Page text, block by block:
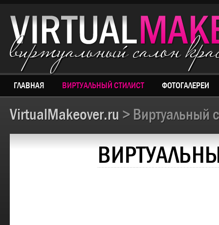
виртуальный салон
ГЛАВНАЯ ВИРТУАЛЬНЫЙ СТИЛИСТ ФОТОГАЛЕРЕИ
VirtualMakeover.ru > Виртуальный